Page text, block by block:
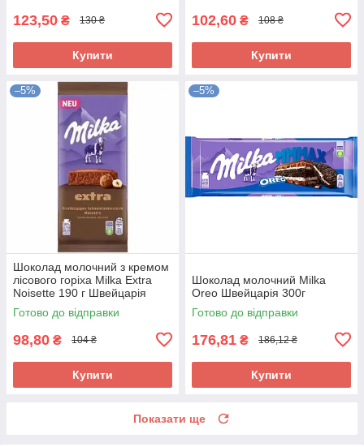
123,50 ₴ 130 ₴
Купити
102,60 ₴ 108 ₴
Купити
–5%
Шоколад молочний з кремом
лісового горіха Milka Extra
Noisette 190 г Швейцарія
Готово до відправки
98,80 ₴ 104 ₴
Купити
–5%
Шоколад молочний Milka
Oreo Швейцарія 300г
Готово до відправки
176,81 ₴ 186,12 ₴
Купити
Показати ще